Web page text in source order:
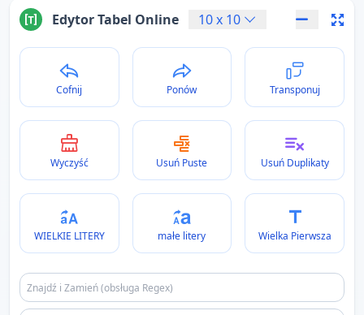
Edytor Tabel Online 10x 10
Cofnij Ponów Transponuj
Wyczyść Usuń Puste Usuń Duplikaty
WIELKIE LITERY małe litery Wielka Pierwsza